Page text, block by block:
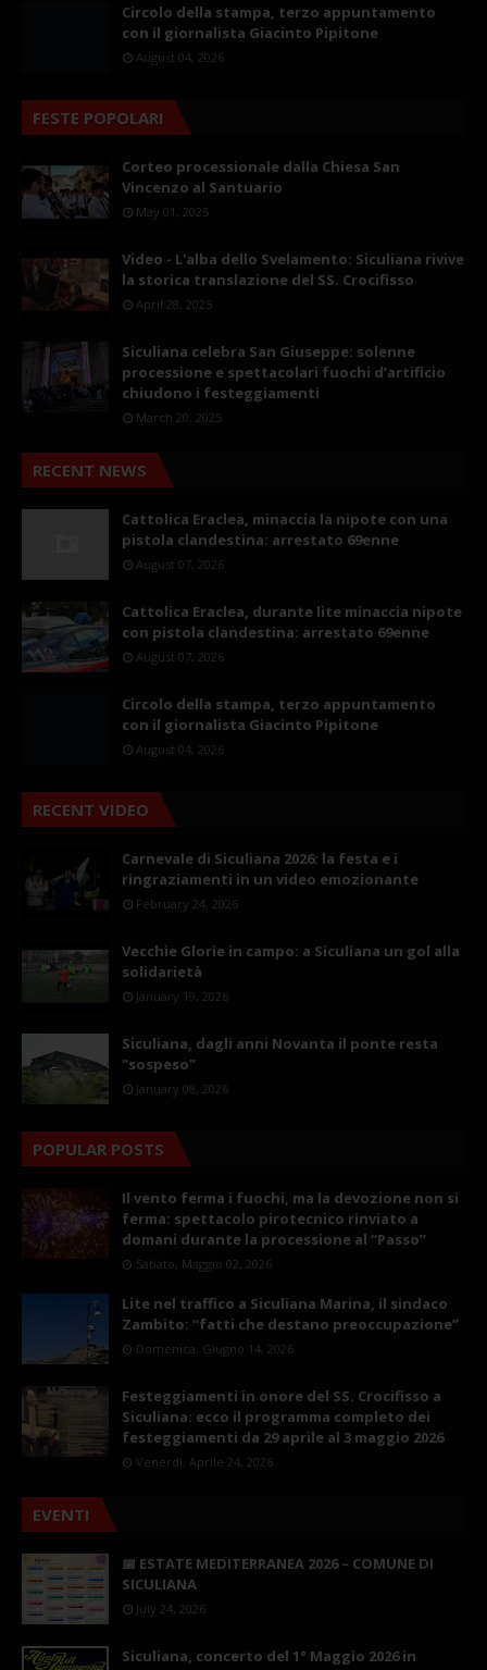
Circolo della stampa, terzo appuntamento
con il giornalista Giacinto Pipitone
August 04, 2026
FESTE POPOLARI
Corteo processionale dalla Chiesa San
Vincenzo al Santuario
May 01, 2025
Video - L'alba dello Svelamento: Siculiana rivive
la storica translazione del SS. Crocifisso
April 28, 2025
Siculiana celebra San Giuseppe: solenne
processione e spettacolari fuochi d’artificio
chiudono i festeggiamenti
March 20, 2025
RECENT NEWS
Cattolica Eraclea, minaccia la nipote con una
pistola clandestina: arrestato 69enne
August 07, 2026
Cattolica Eraclea, durante lite minaccia nipote
con pistola clandestina: arrestato 69enne
August 07, 2026
Circolo della stampa, terzo appuntamento
con il giornalista Giacinto Pipitone
August 04, 2026
RECENT VIDEO
Carnevale di Siculiana 2026: la festa e i
ringraziamenti in un video emozionante
February 24, 2026
Vecchie Glorie in campo: a Siculiana un gol alla
solidarietà
January 19, 2026
Siculiana, dagli anni Novanta il ponte resta
"sospeso"
January 08, 2026
POPULAR POSTS
Il vento ferma i fuochi, ma la devozione non si
ferma: spettacolo pirotecnico rinviato a
domani durante la processione al “Passo”
Sabato, Maggio 02, 2026
Lite nel traffico a Siculiana Marina, il sindaco
Zambito: “fatti che destano preoccupazione”
Domenica, Giugno 14, 2026
Festeggiamenti in onore del SS. Crocifisso a
Siculiana: ecco il programma completo dei
festeggiamenti da 29 aprile al 3 maggio 2026
Venerdì, Aprile 24, 2026
EVENTI
📅 ESTATE MEDITERRANEA 2026 – COMUNE DI
SICULIANA
July 24, 2026
Siculiana, concerto del 1° Maggio 2026 in